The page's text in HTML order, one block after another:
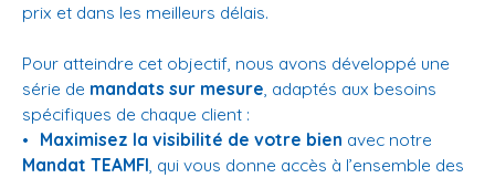
prix et dans les meilleurs délais.
Pour atteindre cet objectif, nous avons développé une
série de mandats sur mesure, adaptés aux besoins
spécifiques de chaque client :
Maximisez la visibilité de votre bien avec notre
Mandat TEAMFI, qui vous donne accès à l’ensemble des